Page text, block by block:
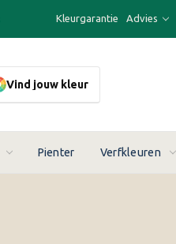
Kleurgarantie Advies
Vind jouw kleur
Pienter Verfkleuren